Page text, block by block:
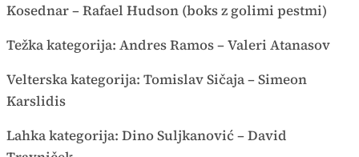
Kosednar – Rafael Hudson (boks z golimi pestmi)
Težka kategorija: Andres Ramos – Valeri Atanasov
Velterska kategorija: Tomislav Sičaja – Simeon
Karslidis
Lahka kategorija: Dino Suljkanović – David